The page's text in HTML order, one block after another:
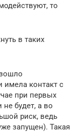
то
в таких
имела контакт с
при первых
будет, а во
риск, ведь
запущен). Такая